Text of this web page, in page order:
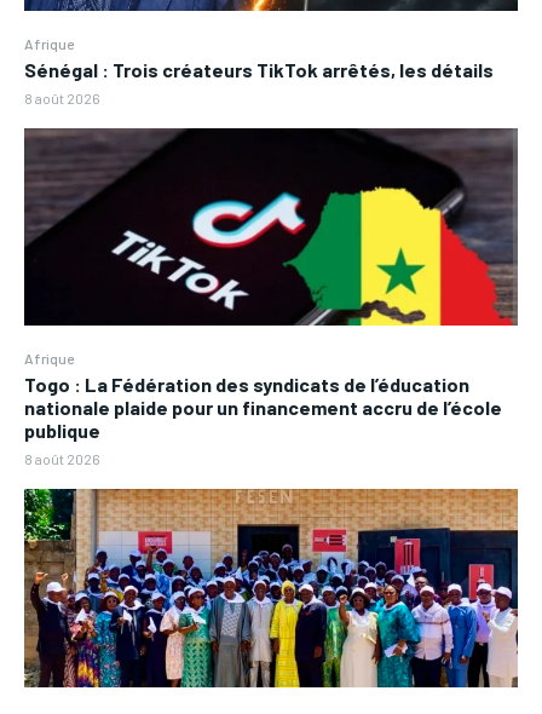
Afrique
Sénégal : Trois créateurs TikTok arrêtés, les détails
8 août 2026
Afrique
Togo : La Fédération des syndicats de l’éducation
nationale plaide pour un financement accru de l’école
publique
8 août 2026